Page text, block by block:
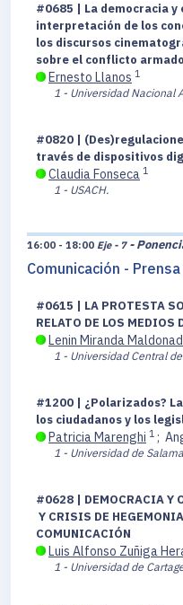
#0685 | La democracia
interpretación de los
los discursos
sobre el conflicto
Ernesto Llanos 1
1 - Universidad Nacional
#0820 |
través de dispositivos
Claudia Fonseca 1
1 - USACH.
16:00 - 18:00 Eje - 7 -
Comunicación -
#0615 | LA PROTESTA
RELATO DE LOS MEDIOS
Lenin Miranda
1 - Universidad Central
#1200 | ¿Polarizados?
los ciudadanos y los
Patricia Marenghi 1 ;
1 - Universidad de
#0628 | DEMOCRACIA Y
Y CRISIS DE
COMUNICACIÓN
Luis Alfonso Zuñiga
1 - Universidad de